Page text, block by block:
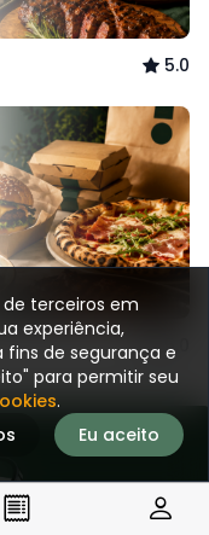
5.0
5.0
de terceiros em
experiência,
fins de segurança e
para permitir seu
.
Eu aceito